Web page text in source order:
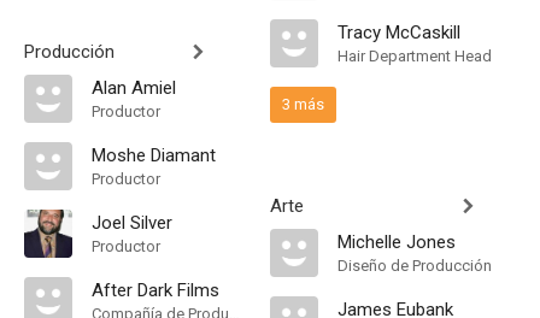
Producción
Alan Amiel
Productor
Moshe Diamant
Productor
Joel Silver
Productor
After Dark Films
Compañía de Produccion
Tracy McCaskill
Hair Department Head
3 más
Arte
Michelle Jones
Diseño de Producción
James Eubank